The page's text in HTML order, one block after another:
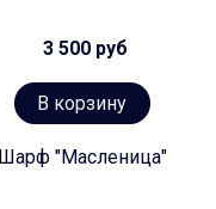
3 500 руб
В корзину
Шарф "Масленица"